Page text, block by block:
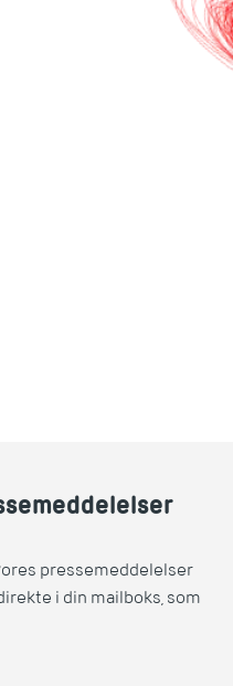
pressemeddelelser
i din mailboks, som